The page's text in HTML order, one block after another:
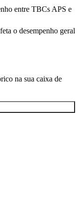
entre TBCs APS e
o desempenho geral
na sua caixa de